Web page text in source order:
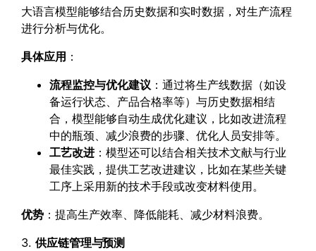
大语言模型能够结合历史数据和实时数据，对生产流程
进行分析与优化。
具体应用 ：
流程监控与优化建议 ：通过将生产线数据（如设
备运行状态、产品合格率等）与历史数据相结
合，模型能够自动生成优化建议，比如改进流程
中的瓶颈、减少浪费的步骤、优化人员安排等。
工艺改进 ：模型还可以结合相关技术文献与行业
最佳实践，提供工艺改进建议，比如在某些关键
工序上采用新的技术手段或改变材料使用。
优势 ：提高生产效率、降低能耗、减少材料浪费。
3.供应链管理与预测